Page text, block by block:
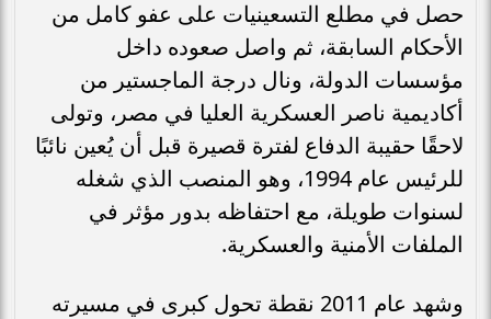
حصل في مطلع التسعينيات على عفو كامل من
الأحكام السابقة، ثم واصل صعوده داخل
مؤسسات الدولة، ونال درجة الماجستير من
أكاديمية ناصر العسكرية العليا في مصر، وتولى
لاحقًا حقيبة الدفاع لفترة قصيرة قبل أن يُعين نائبًا
للرئيس عام 1994، وهو المنصب الذي شغله
لسنوات طويلة، مع احتفاظه بدور مؤثر في
الملفات الأمنية والعسكرية.
وشهد عام 2011 نقطة تحول كبرى في مسيرته